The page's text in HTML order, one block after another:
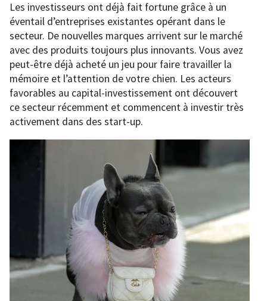
Les investisseurs ont déjà fait fortune grâce à un
éventail d’entreprises existantes opérant dans le
secteur. De nouvelles marques arrivent sur le marché
avec des produits toujours plus innovants. Vous avez
peut-être déjà acheté un jeu pour faire travailler la
mémoire et l’attention de votre chien. Les acteurs
favorables au capital-investissement ont découvert
ce secteur récemment et commencent à investir très
activement dans des start-up.